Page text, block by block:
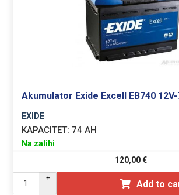
Akumulator Exide Excell EB740
EXIDE
KAPACITET: 74 AH
Na zalihi
120,00€
+
-
Add to